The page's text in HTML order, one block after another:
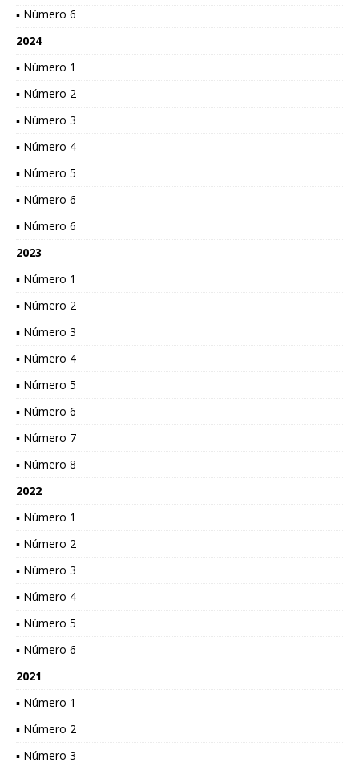
▪ Número 6
2024
▪ Número 1
▪ Número 2
▪ Número 3
▪ Número 4
▪ Número 5
▪ Número 6
▪ Número 6
2023
▪ Número 1
▪ Número 2
▪ Número 3
▪ Número 4
▪ Número 5
▪ Número 6
▪ Número 7
▪ Número 8
2022
▪ Número 1
▪ Número 2
▪ Número 3
▪ Número 4
▪ Número 5
▪ Número 6
2021
▪ Número 1
▪ Número 2
▪ Número 3